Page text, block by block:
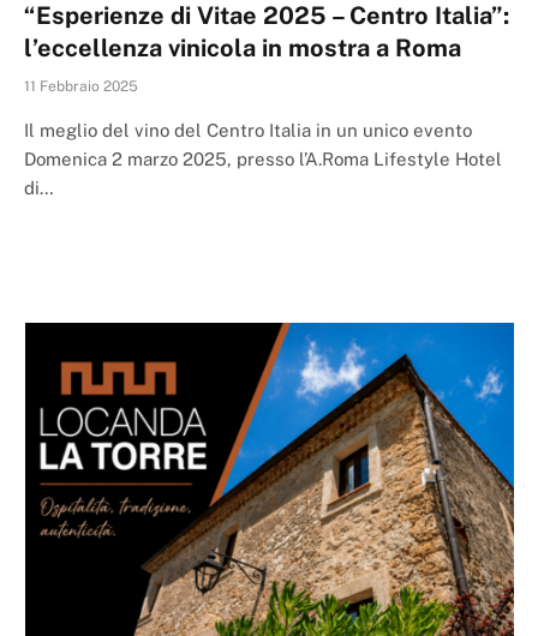
“Esperienze di Vitae 2025 – Centro Italia”:
l’eccellenza vinicola in mostra a Roma
11 Febbraio 2025
Il meglio del vino del Centro Italia in un unico evento
Domenica 2 marzo 2025, presso l’A.Roma Lifestyle Hotel
di…